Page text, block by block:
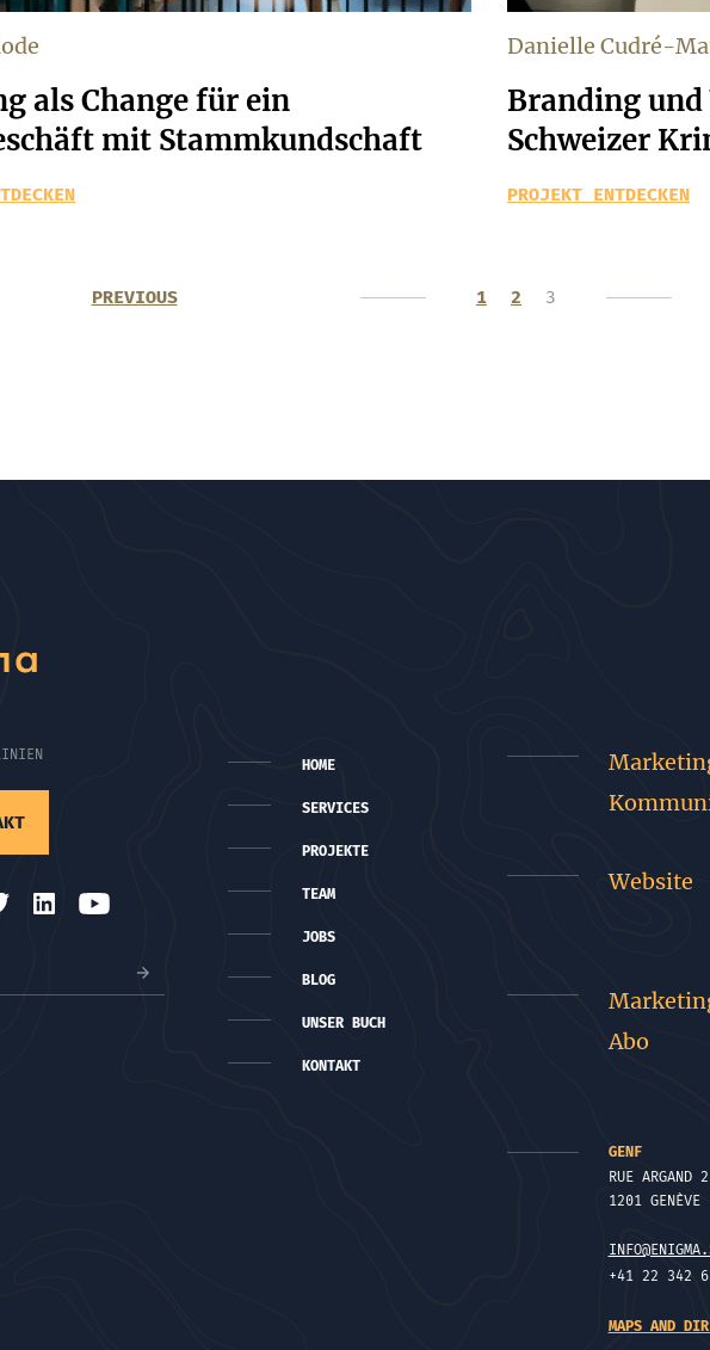
als Change für ein
mit Stammkundschaft
Danielle Cudré-
Branding
Schweizer
PROJEKT ENTDECKEN
PREVIOUS 1 2 3
HOME
SERVICES
PROJEKTE
TEAM
JOBS
BLOG
UNSER BUCH
KONTAKT
Website
Abo
GENF
RUE ARGAND 2
1201 GENÈVE
+41 22 342
MAPS AND